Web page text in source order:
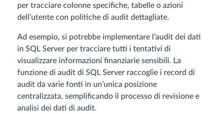
per tracciare colonne specifiche, tabelle o azioni
dell’utente con politiche di audit dettagliate.
Ad esempio, si potrebbe implementare l’audit dei dati
in SQL Server per tracciare tutti i tentativi di
visualizzare informazioni finanziarie sensibili. La
funzione di audit di SQL Server raccoglie i record di
audit da varie fonti in un’unica posizione
centralizzata, semplificando il processo di revisione e
analisi dei dati di audit.